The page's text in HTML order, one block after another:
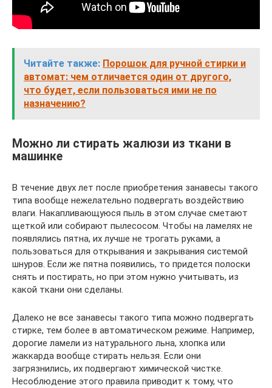
Читайте также: Порошок для ручной стирки и
автомат: чем отличается один от другого,
что будет, если пользоваться ими не по
назначению?
Можно ли стирать жалюзи из ткани в
машинке
В течение двух лет после приобретения занавесы такого
типа вообще нежелательно подвергать воздействию
влаги. Накапливающуюся пыль в этом случае сметают
щеткой или собирают пылесосом. Чтобы на ламелях не
появлялись пятна, их лучше не трогать руками, а
пользоваться для открывания и закрывания системой
шнуров. Если же пятна появились, то придется полоски
снять и постирать, но при этом нужно учитывать, из
какой ткани они сделаны.
Далеко не все занавесы такого типа можно подвергать
стирке, тем более в автоматическом режиме. Например,
дорогие ламели из натурального льна, хлопка или
жаккарда вообще стирать нельзя. Если они
загрязнились, их подвергают химической чистке.
Несоблюдение этого правила приводит к тому, что